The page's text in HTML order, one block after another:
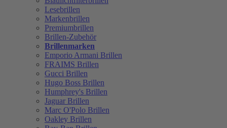
Lesebrillen
Markenbrillen
Premiumbrillen
Brillen-Zubehör
Brillenmarken
Emporio Armani Brillen
FRAIMS Brillen
Gucci Brillen
Hugo Boss Brillen
Humphrey's Brillen
Jaguar Brillen
Marc O'Polo Brillen
Oakley Brillen